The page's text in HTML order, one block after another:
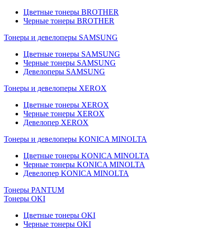
Цветные тонеры BROTHER
Черные тонеры BROTHER
Тонеры и девелоперы SAMSUNG
Цветные тонеры SAMSUNG
Черные тонеры SAMSUNG
Девелоперы SAMSUNG
Тонеры и девелоперы XEROX
Цветные тонеры XEROX
Черные тонеры XEROX
Девелопер XEROX
Тонеры и девелоперы KONICA MINOLTA
Цветные тонеры KONICA MINOLTA
Черные тонеры KONICA MINOLTA
Девелопер KONICA MINOLTA
Тонеры PANTUM
Тонеры OKI
Цветные тонеры OKI
Черные тонеры OKI